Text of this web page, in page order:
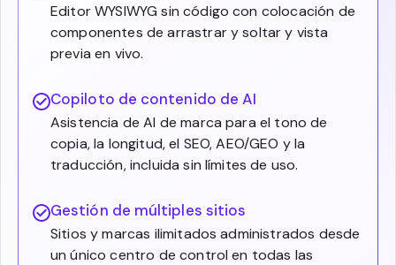
Editor WYSIWYG sin código con colocación de
componentes de arrastrar y soltar y vista
previa en vivo.
Copiloto de contenido de AI
Asistencia de AI de marca para el tono de
copia, la longitud, el SEO, AEO/GEO y la
traducción, incluida sin límites de uso.
Gestión de múltiples sitios
Sitios y marcas ilimitados administrados desde
un único centro de control en todas las